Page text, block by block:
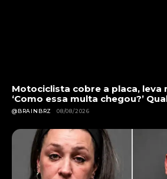
Motociclista cobre a placa, leva
‘Como essa multa chegou?’
@BRAINBRZ 08/08/2026